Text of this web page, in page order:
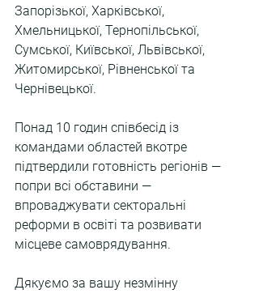
Запорізької, Харківської,
Хмельницької, Тернопільської,
Сумської, Київської, Львівської,
Житомирської, Рівненської та
Чернівецької.
Понад 10 годин співбесід із
командами областей вкотре
підтвердили готовність регіонів —
попри всі обставини —
впроваджувати секторальні
реформи в освіті та розвивати
місцеве самоврядування.
Дякуємо за вашу незмінну